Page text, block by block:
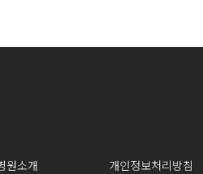
원소개
개인정보처리방침